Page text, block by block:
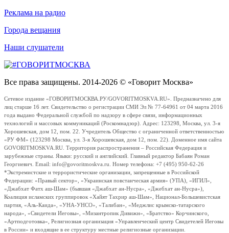
Реклама на радио
Города вещания
Наши слушатели
Все права защищены. 2014-2026 © «Говорит Москва»
Сетевое издание «ГОВОРИТМОСКВА.РУ/GOVORITMOSKVA.RU». Предназначено для
лиц старше 16 лет. Свидетельство о регистрации СМИ Эл № 77-64961 от 04 марта 2016
года выдано Федеральной службой по надзору в сфере связи, информационных
технологий и массовых коммуникаций (Роскомнадзор). Адрес: 123298, Москва, ул. 3-я
Хорошевская, дом 12, пом. 22. Учредитель Общество с ограниченной ответственностью
«РУ ФМ» (123298 Москва, ул. 3-я Хорошевская, дом 12, пом. 22). Доменное имя сайта
GOVORITMOSKVA.RU. Территория распространения – Российская Федерация и
зарубежные страны. Языки: русский и английский. Главный редактор Бабаян Роман
Георгиевич. Email: info@govoritmoskva.ru. Номер телефона: +7 (495) 950-62-26
*Экстремистские и террористические организации, запрещенные в Российской
Федерации: «Правый сектор», «Украинская повстанческая армия» (УПА), «ИГИЛ»,
«Джабхат Фатх аш-Шам» (бывшая «Джабхат ан-Нусра», «Джебхат ан-Нусра»),
Коалиция исламских группировок «Хайят Тахрир аш-Шам», Национал-Большевистская
партия, «Аль-Каида», «УНА-УНСО», «Талибан», «Меджлис крымско-татарского
народа», «Свидетели Иеговы», «Мизантропик Дивижн», «Братство» Корчинского,
«Артподготовка», Религиозная организация «Управленческий центр Свидетелей Иеговы
в России» и входящие в ее структуру местные религиозные организации.